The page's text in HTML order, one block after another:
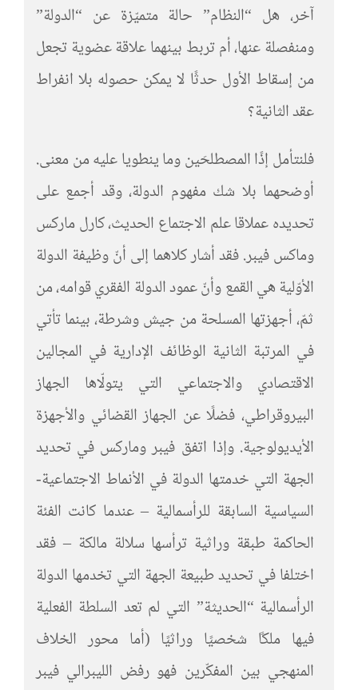
آخر، هل “النظام” حالة متميّزة عن “الدولة”
ومنفصلة عنها، أم تربط بينهما علاقة عضوية تجعل
من إسقاط الأول حدثًا لا يمكن حصوله بلا انفراط
عقد الثانية؟
فلنتأمل إذًا المصطلحَين وما ينطويا عليه من معنى.
أوضحهما بلا شك مفهوم الدولة، وقد أجمع على
تحديده عملاقا علم الاجتماع الحديث، كارل ماركس
وماكس فيبر. فقد أشار كلاهما إلى أنّ وظيفة الدولة
الأوّلية هي القمع وأنّ عمود الدولة الفقري قوامه، من
ثمّ، أجهزتها المسلحة من جيش وشرطة، بينما تأتي
في المرتبة الثانية الوظائف الإدارية في المجالين
الاقتصادي والاجتماعي التي يتولّاها الجهاز
البيروقراطي، فضلًا عن الجهاز القضائي والأجهزة
الأيديولوجية. وإذا اتفق فيبر وماركس في تحديد
الجهة التي خدمتها الدولة في الأنماط الاجتماعية-
السياسية السابقة للرأسمالية – عندما كانت الفئة
الحاكمة طبقة وراثية ترأسها سلالة مالكة – فقد
اختلفا في تحديد طبيعة الجهة التي تخدمها الدولة
الرأسمالية “الحديثة” التي لم تعد السلطة الفعلية
فيها ملكًا شخصيًا وراثيًا (أما محور الخلاف
المنهجي بين المفكّرين فهو رفض الليبرالي فيبر